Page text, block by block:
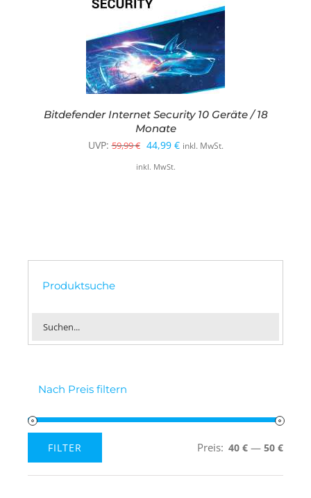
Bitdefender Internet Security 10 Geräte / 18
Monate
UVP: 59,99€ Ursprünglicher
Preis
44,99 €Aktueller
inkl. MwSt.
inkl. MwSt.
Produktsuche
Nach Preis filtern
Preis
Preis
FILTER Preis: 40 € — 50 €